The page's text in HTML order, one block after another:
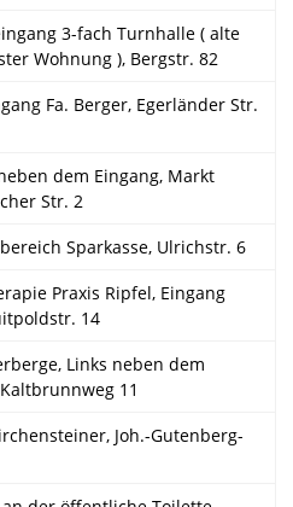
3-fach Turnhalle ( alte
Wohnung ), Bergstr. 82
Fa. Berger, Egerländer Str.
dem Eingang, Markt
Str. 2
Sparkasse, Ulrichstr. 6
Praxis Ripfel, Eingang
14
Links neben dem
11
Joh.-Gutenberg-